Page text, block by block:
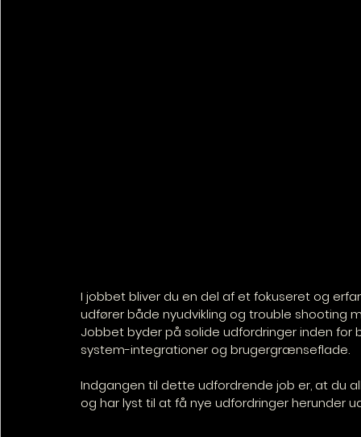
I jobbet bliver du en del af et fokuseret og
udfører både nyudvikling og trouble shooting
Jobbet byder på solide udfordringer inden for
system-integrationer og brugergrænseflade.
Indgangen til dette udfordrende job er, at du
og har lyst til at få nye udfordringer herunder